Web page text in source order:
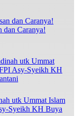
dan Caranya!
utk Ummat Islam
Syeikh KH Buya